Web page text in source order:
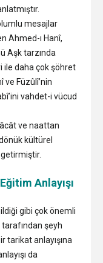
mesajlar
Ahmed-ı Hanî,
Aşk tarzında
ile daha çok şöhret
ve Füzûlî’nin
vahdet-i vücud
ve naattan
kültürel
Anlayışı
gibi çok önemli
şeyh
tarikat anlayışına
da